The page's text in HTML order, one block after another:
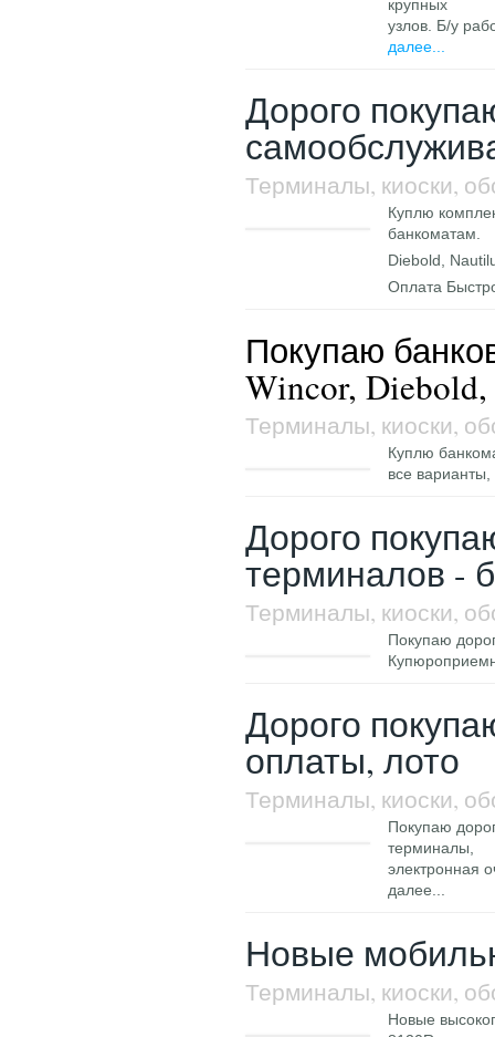
крупных
узлов. Б/у
далее...
Дорого
Терминалы, киоски,
Куплю
банкоматам.
Diebold,
Оплата
Покупаю
Wincor,
Терминалы, киоски,
Куплю
все
Дорого
терминалов -
Терминалы, киоски,
Покупаю
Дорого
оплаты, лото
Терминалы, киоски,
Покупаю
терминалы,
электронная
далее...
Новые
Терминалы, киоски,
Новые